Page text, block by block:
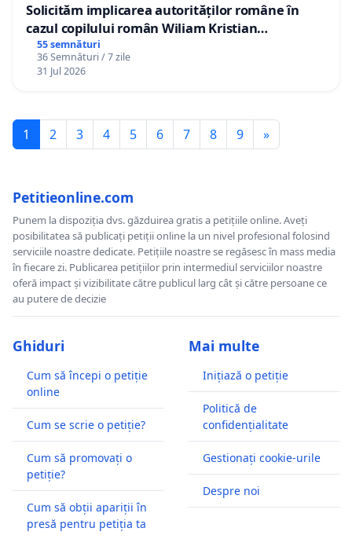
Solicităm implicarea autorităților române în
cazul copilului român Wiliam Kristian
Gheorghe, aflat în plasament în Danemarca de
12 ani
55 semnături
36 Semnături / 7 zile
31 Jul 2026
1 2 3 4 5 6 7 8 9 »
Petitieonline.com
Punem la dispoziția dvs. găzduirea gratis a petițiile online. Aveți
posibilitatea să publicați petiții online la un nivel profesional folosind
serviciile noastre dedicate. Petițiile noastre se regăsesc în mass media
în fiecare zi. Publicarea petițiilor prin intermediul serviciilor noastre
oferă impact și vizibilitate către publicul larg cât și către persoane ce
au putere de decizie
Ghiduri
Cum să începi o petiție
online
Cum se scrie o petiție?
Cum să promovați o
petiție?
Cum să obții apariții în
presă pentru petiția ta
Mai multe
Inițiază o petiție
Politică de
confidențialitate
Gestionați cookie-urile
Despre noi